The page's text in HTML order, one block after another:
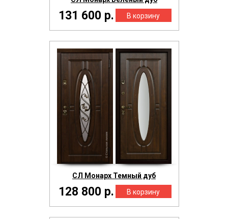
131 600 р.
СЛ Монарх Темный дуб
128 800 р.